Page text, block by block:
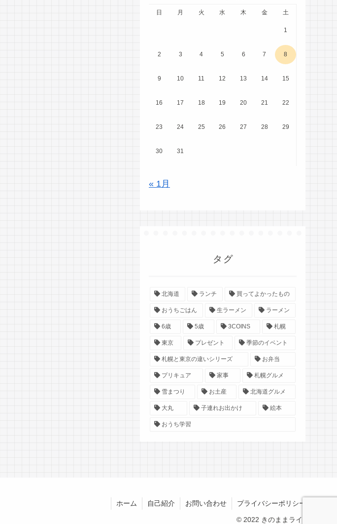
日 月 火 水 木 金 土
1
2 3 4 5 6 7 8
9 10 11 12 13 14 15
16 17 18 19 20 21 22
23 24 25 26 27 28 29
30 31
« 1月
タグ
北海道 ランチ 買ってよかったもの
おうちごはん 生ラーメン ラーメン
6歳 5歳 3COINS 札幌
東京 プレゼント 季節のイベント
札幌と東京の違いシリーズ お弁当
プリキュア 家事 札幌グルメ
雪まつり お土産 北海道グルメ
大丸 子連れお出かけ 絵本
おうち学習
ホーム 自己紹介 お問い合わせ プライバシーポリシー
© 2022 きのままライフ.